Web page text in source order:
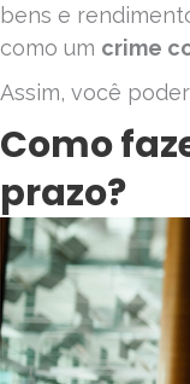
bens e
como um crime
Assim, você
Como
prazo?